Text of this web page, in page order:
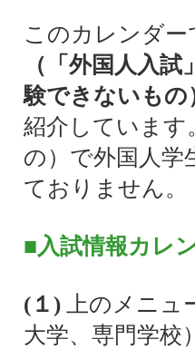
このカレンダー
（「外国人入
験できないも
紹介しています
の）で外国人学
ておりません。
■入試情報カレ
(１) 上のメニュ
大学、専門学校